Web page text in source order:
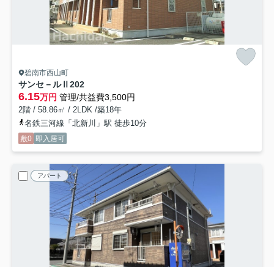
碧南市西山町
サンセ－ルⅡ 202
6.15万円 管理/共益費3,500円
2階 / 58.86㎡ / 2LDK /築18年
名鉄三河線「北新川」駅 徒歩10分
敷0 即入居可
アパート